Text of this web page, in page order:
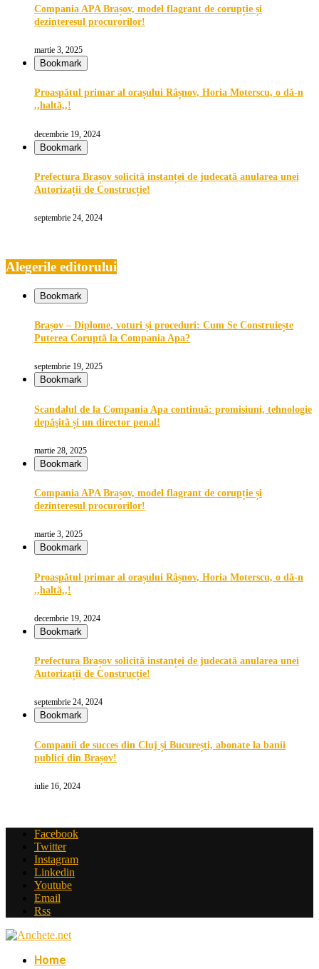
Compania APA Brașov, model flagrant de corupție și
dezinteresul procurorilor!
martie 3, 2025
Bookmark
Proaspătul primar al orașului Râșnov, Horia Moterscu, o dă-n
,,haltă,,!
decembrie 19, 2024
Bookmark
Prefectura Brașov solicită instanței de judecată anularea unei
Autorizații de Construcție!
septembrie 24, 2024
Alegerile editorului
Bookmark
Brașov – Diplome, voturi și proceduri: Cum Se Construiește
Puterea Coruptă la Compania Apa?
septembrie 19, 2025
Bookmark
Scandalul de la Compania Apa continuă: promisiuni, tehnologie
depăşită și un director penal!
martie 28, 2025
Bookmark
Compania APA Brașov, model flagrant de corupție și
dezinteresul procurorilor!
martie 3, 2025
Bookmark
Proaspătul primar al orașului Râșnov, Horia Moterscu, o dă-n
,,haltă,,!
decembrie 19, 2024
Bookmark
Prefectura Brașov solicită instanței de judecată anularea unei
Autorizații de Construcție!
septembrie 24, 2024
Bookmark
Companii de succes din Cluj și București, abonate la banii
publici din Brașov!
iulie 16, 2024
Facebook
Twitter
Instagram
Linkedin
Youtube
Email
Rss
Home